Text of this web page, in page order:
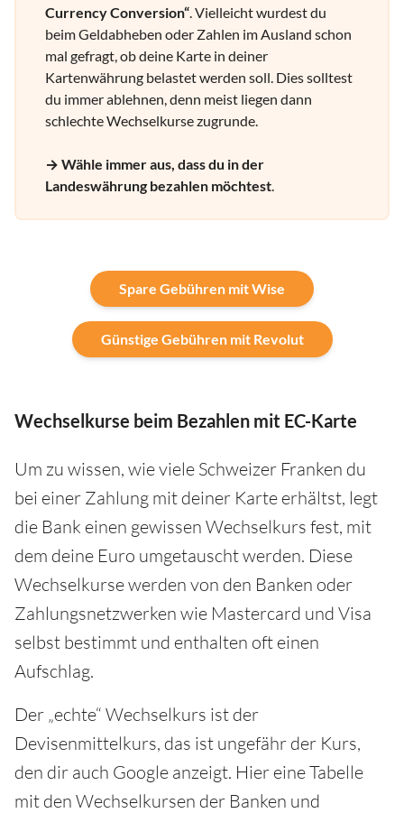
Currency Conversion“. Vielleicht wurdest du
beim Geldabheben oder Zahlen im Ausland schon
mal gefragt, ob deine Karte in deiner
Kartenwährung belastet werden soll. Dies solltest
du immer ablehnen, denn meist liegen dann
schlechte Wechselkurse zugrunde.
→ Wähle immer aus, dass du in der
Landeswährung bezahlen möchtest.
Spare Gebühren mit Wise
Günstige Gebühren mit Revolut
Wechselkurse beim Bezahlen mit EC-Karte
Um zu wissen, wie viele Schweizer Franken du
bei einer Zahlung mit deiner Karte erhältst, legt
die Bank einen gewissen Wechselkurs fest, mit
dem deine Euro umgetauscht werden. Diese
Wechselkurse werden von den Banken oder
Zahlungsnetzwerken wie Mastercard und Visa
selbst bestimmt und enthalten oft einen
Aufschlag.
Der „echte“ Wechselkurs ist der
Devisenmittelkurs, das ist ungefähr der Kurs,
den dir auch Google anzeigt. Hier eine Tabelle
mit den Wechselkursen der Banken und